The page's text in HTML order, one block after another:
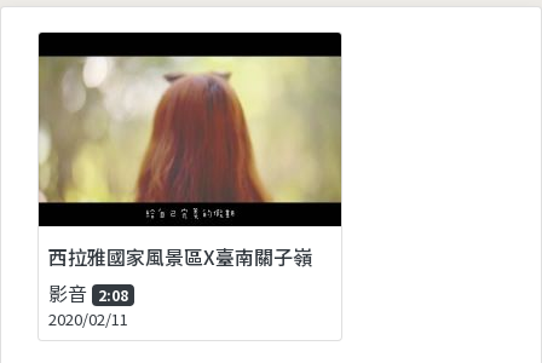
西拉雅國家風景區X臺南關子嶺
影音 2:08
2020/02/11